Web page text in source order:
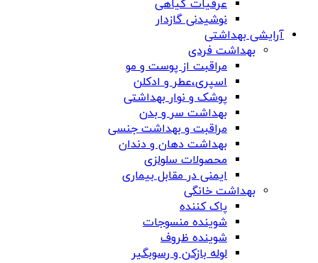
عرقیات گیاهی
نوشیدنی گازدار
آرایشی بهداشتی
بهداشت فردی
مراقبت از پوست و مو
اسپری،عطر و ادکلن
پوشک و نوار بهداشتی
بهداشت سر و بدن
مراقبت و بهداشت جنسی
بهداشت دهان و دندان
محصولات سلولزی
ایمنی در مقابل بیماری
بهداشت خانگی
پاک کننده
شوینده منسوجات
شوینده ظروف
لوله بازکن و رسوبگیر